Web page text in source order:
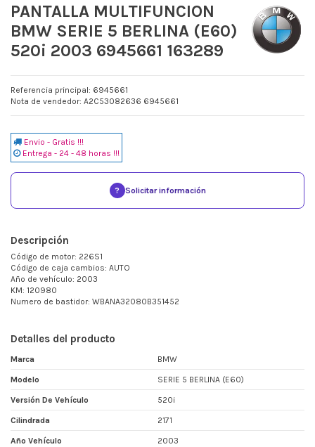
PANTALLA MULTIFUNCION
BMW SERIE 5 BERLINA (E60)
520i 2003 6945661 163289
Referencia principal: 6945661
Nota de vendedor: A2C53082636 6945661
Envio - Gratis !!!
Entrega - 24 - 48 horas !!!
? Solicitar información
Descripción
Código de motor: 226S1
Código de caja cambios: AUTO
Año de vehículo: 2003
KM: 120980
Numero de bastidor: WBANA32080B351452
Detalles del producto
Marca BMW
Modelo SERIE 5 BERLINA (E60)
Versión De Vehículo 520i
Cilindrada 2171
Año Vehículo 2003